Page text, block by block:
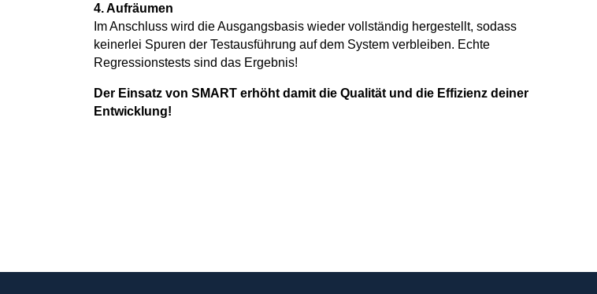
4. Aufräumen
Im Anschluss wird die Ausgangsbasis wieder vollständig hergestellt, sodass
keinerlei Spuren der Testausführung auf dem System verbleiben. Echte
Regressionstests sind das Ergebnis!
Der Einsatz von SMART erhöht damit die Qualität und die Effizienz deiner
Entwicklung!